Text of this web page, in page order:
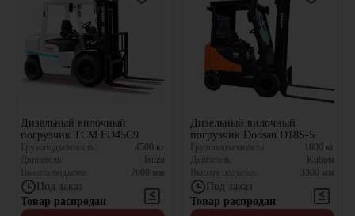
Дизельный вилочный
погрузчик TCM FD45C9
Грузоподъемность: 4500 кг
Двигатель:
Isuzu
Высота подъема:
7000 мм
Под заказ
Товар распродан
Дизельный вилочный
погрузчик Doosan D18S-5
Грузоподъемность: 1800 кг
Двигатель:
Kubota
Высота подъема:
3300 мм
Под заказ
Товар распродан